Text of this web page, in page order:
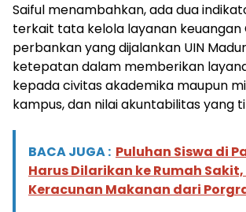
Saiful menambahkan, ada dua
terkait tata kelola layanan keuangan
perbankan yang dijalankan UIN
ketepatan dalam memberikan
kepada civitas akademika maupun
kampus, dan nilai akuntabilitas yang
BACA JUGA : Puluhan Siswa di
Harus Dilarikan ke Rumah
Keracunan Makanan dari